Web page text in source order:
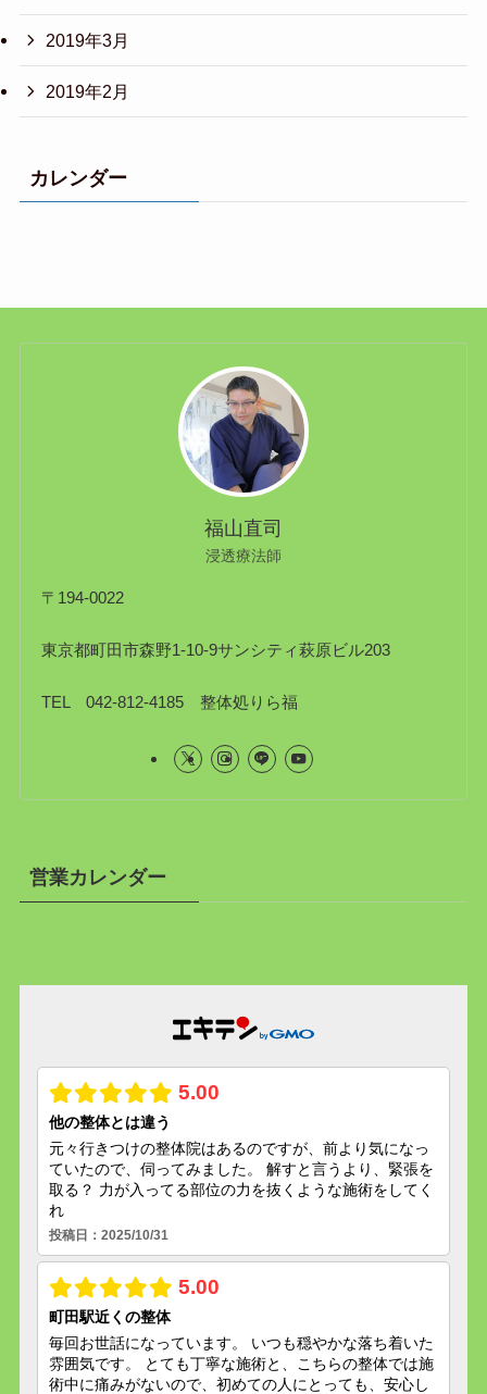
2019年3月
2019年2月
カレンダー
福山直司
浸透療法師
〒194-0022
東京都町田市森野1-10-9サンシティ萩原ビル203
TEL 042-812-4185 整体処りら福
営業カレンダー